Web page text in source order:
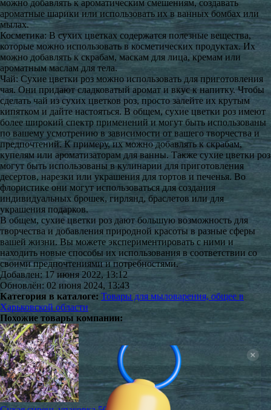
можно добавлять к ароматическим смешениям, создавать
ароматные шарики или использовать их в ванных бомбах или
мылах.
Косметика: В сухих цветках содержатся полезные вещества,
которые можно использовать в косметических продуктах. Их
можно добавлять к скрабам, маскам для лица, кремам или
ароматным маслам для тела.
Чай: Сухие цветки роз можно использовать для приготовления
чая. Они придают сладковатый аромат и вкус к напитку. Чтобы
сделать чай из сухих цветков роз, просто залейте их крутым
кипятком и дайте настояться. В общем, сухие цветки роз имеют
более широкий спектр применений и могут быть использованы
по вашему усмотрению в зависимости от вашего творчества и
предпочтений. К примеру, их можно добавлять к скрабам,
купелям или ароматизаторам для ванны. Также сухие цветки роз
могут быть использованы в кулинарии для приготовления
десертов, нарезки или украшения для тортов и печенья. Во
флористике они могут использоваться для создания
индивидуальных брошек, гирлянд, браслетов или для
украшения подарков.
В общем, сухие цветки роз дают большую возможность для
творчества и добавления природной красоты в разные сферы
вашей жизни. Вы можете экспериментировать с ними и
находить новые способы их использования в соответствии со
своими предпочтениями и потребностями.
Добавлен: 17 июня 2022, 13:12
Обновлён: 02 июня 2024, 13:43
Категория в каталоге: Товары для мыловарения, общее в
Харьковской области
Похожие товары компании: